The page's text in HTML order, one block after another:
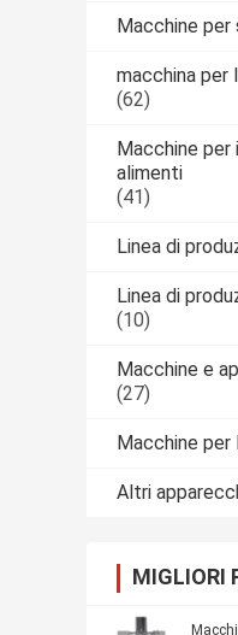
Macchine per
macchina per
(62)
Macchine
alimenti
(41)
Linea di
Linea di
(10)
Macchine e
(27)
Macchine per
Altri
MIGLIORI